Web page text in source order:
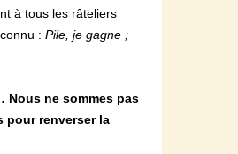
à tous les râteliers
: Pile, je gagne ;
Nous ne sommes pas
pour renverser la